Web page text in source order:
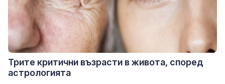
Трите критични възрасти в живота, според
астрологията